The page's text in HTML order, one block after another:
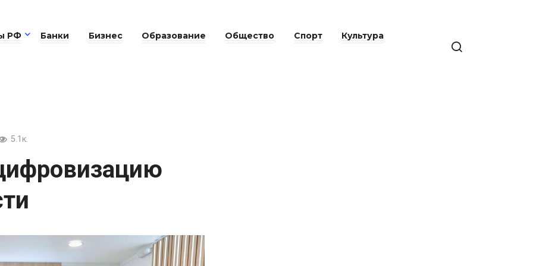
РФ Банки Бизнес Образование Общество Спорт Культура
5.1к.